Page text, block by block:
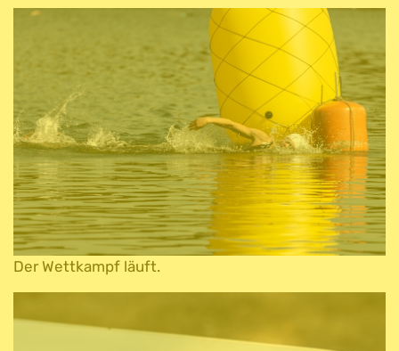
Der Wettkampf läuft.